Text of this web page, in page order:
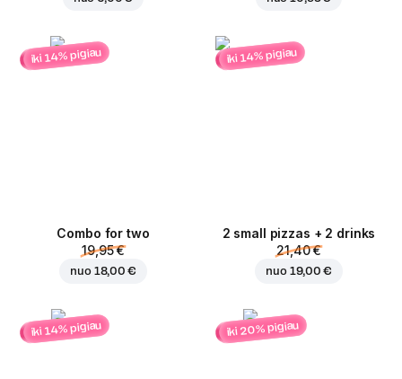
iki 14% pigiau
Combo for two
19,95 €
nuo 18,00 €
iki 14% pigiau
2 small pizzas + 2 drinks
21,40 €
nuo 19,00 €
iki 14% pigiau iki 20% pigiau